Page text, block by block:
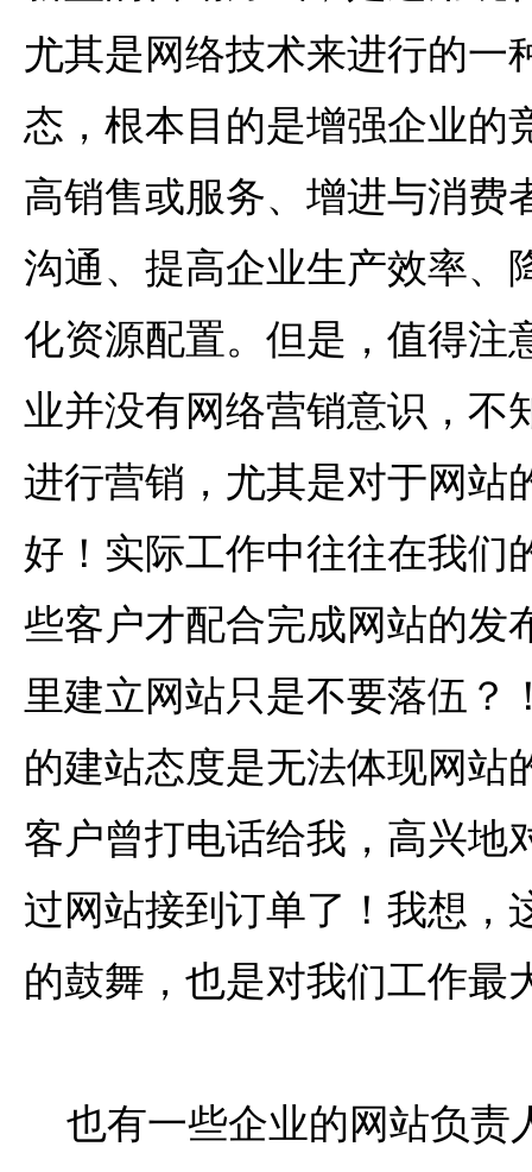
尤其是网络技术来进行的一
态，根本目的是增强企业的
高销售或服务、增进与消费
沟通、提高企业生产效率、
化资源配置。但是，值得注
业并没有网络营销意识，不
进行营销，尤其是对于网站
好！实际工作中往往在我们
些客户才配合完成网站的发
里建立网站只是不要落伍？
的建站态度是无法体现网站
客户曾打电话给我，高兴地
过网站接到订单了！我想，
的鼓舞，也是对我们工作最
也有一些企业的网站负责